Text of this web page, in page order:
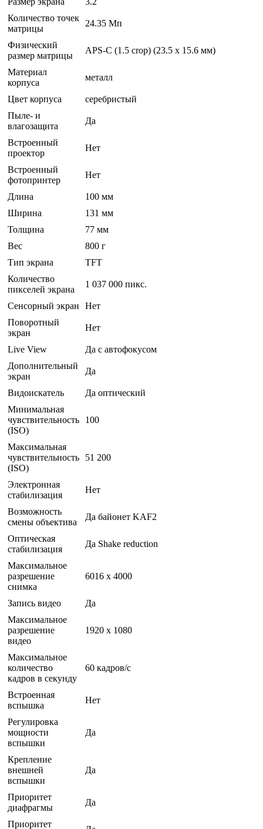
Количество точек
матрицы
24.35 Мп
Физический
размер матрицы
APS-C (1.5 crop) (23.5 х 15.6 мм)
Материал
корпуса
металл
Цвет корпуса
серебристый
Пыле- и
влагозащита
Да
Встроенный
проектор
Нет
Встроенный
фотопринтер
Нет
Длина
100 мм
Ширина
131 мм
Толщина
77 мм
Вес
800 г
Тип экрана
TFT
Количество
пикселей экрана
1 037 000 пикс.
Сенсорный экран
Нет
Поворотный
экран
Нет
Live View
Да с автофокусом
Дополнительный
экран
Да
Видоискатель
Да оптический
Минимальная
чувствительность
(ISO)
100
Максимальная
чувствительность
(ISO)
51 200
Электронная
стабилизация
Нет
Возможность
смены объектива
Да байонет KAF2
Оптическая
стабилизация
Да Shake reduction
Максимальное
разрешение
снимка
6016 x 4000
Запись видео
Да
Максимальное
разрешение
видео
1920 x 1080
Максимальное
количество
кадров в секунду
60 кадров/с
Встроенная
вспышка
Нет
Регулировка
мощности
вспышки
Да
Крепление
внешней
вспышки
Да
Приоритет
диафрагмы
Да
Приоритет